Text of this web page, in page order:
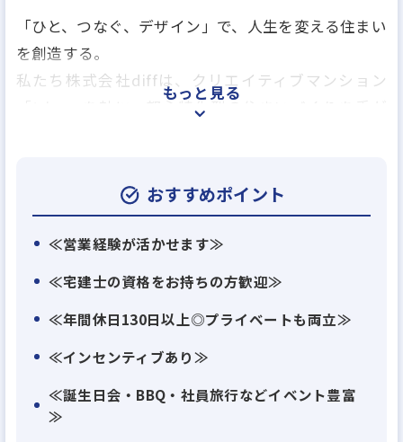
「ひと、つなぐ、デザイン」で、人生を変える住まい
を創造する。
私たち株式会社diffは、クリエイティブマンション
「trias」を軸に、都心特化型の住まいづくりを手が
「人生を変える住まい」を通じて、「活気や喜びに
溢れるまちをつくる」こと。それが私たちのビジョ
ンです。
を展開し、デザイン性と機能性を兼ね備えた住空間
を提供してきました。
売買・仲介、運用コンサルティング、管理運営まで
もっと見る
おすすめポイント
≪営業経験が活かせます≫
≪宅建士の資格をお持ちの方歓迎≫
≪年間休日130日以上◎プライベートも両立≫
≪インセンティブあり≫
≪誕生日会・BBQ・社員旅行などイベント豊富
≫